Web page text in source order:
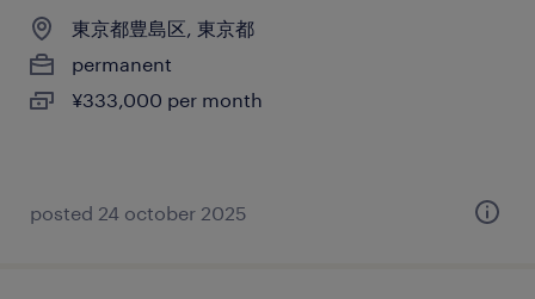
東京都豊島区, 東京都
permanent
¥333,000 per month
posted 24 october 2025